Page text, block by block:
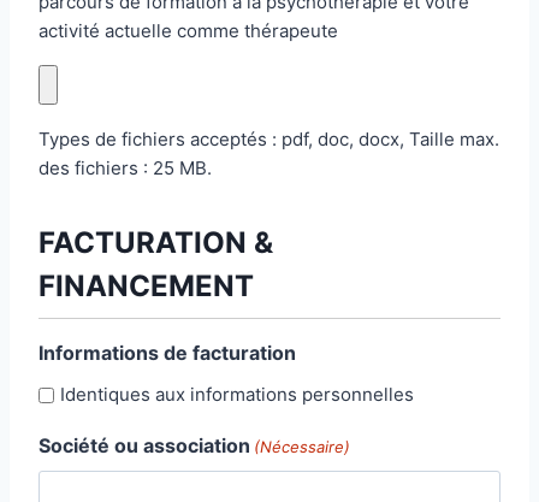
activité actuelle comme thérapeute
Types de fichiers acceptés : pdf, doc, docx, Taille max.
des fichiers : 25 MB.
FACTURATION &
FINANCEMENT
Informations de facturation
Identiques aux informations personnelles
Société ou association (Nécessaire)